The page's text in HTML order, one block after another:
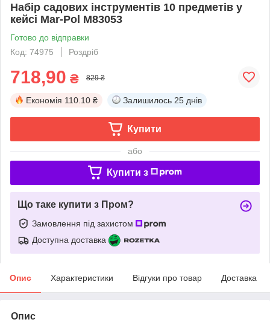
Набір садових інструментів 10 предметів у
кейсі Mar-Pol M83053
Готово до відправки
Код: 74975
Роздріб
718,90 ₴ 829 ₴
Економія 110.10 ₴ Залишилось 25 днів
Купити
або
Купити з
Що таке купити з Пром?
Замовлення під захистом
Доступна доставка
Опис Характеристики Відгуки про товар Доставка
Опис